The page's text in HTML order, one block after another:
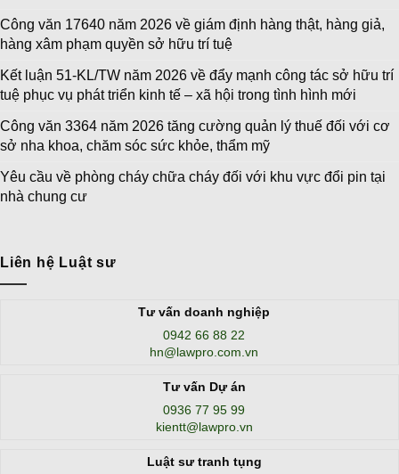
Công văn 17640 năm 2026 về giám định hàng thật, hàng giả,
hàng xâm phạm quyền sở hữu trí tuệ
Kết luận 51-KL/TW năm 2026 về đẩy mạnh công tác sở hữu trí
tuệ phục vụ phát triển kinh tế – xã hội trong tình hình mới
Công văn 3364 năm 2026 tăng cường quản lý thuế đối với cơ
sở nha khoa, chăm sóc sức khỏe, thẩm mỹ
Yêu cầu về phòng cháy chữa cháy đối với khu vực đổi pin tại
nhà chung cư
Liên hệ Luật sư
Tư vấn doanh nghiệp
0942 66 88 22
hn@lawpro.com.vn
Tư vấn Dự án
0936 77 95 99
kientt@lawpro.vn
Luật sư tranh tụng